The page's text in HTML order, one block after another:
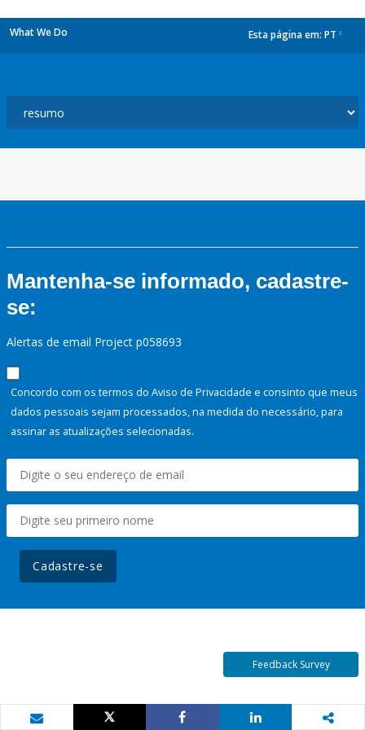
What We Do Esta página em: PT
Mantenha-se informado, cadastre-
se:
Alertas de email Project p058693
Concordo com os termos do Aviso de Privacidade e consinto que meus
dados pessoais sejam processados, na medida do necessário, para
assinar as atualizações selecionadas.
Cadastre-se
Feedback Survey